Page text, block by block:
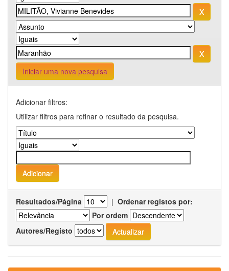
Iniciar uma nova pesquisa
Adicionar filtros:
Utilizar filtros para refinar o resultado da pesquisa.
Resultados/Página | Ordenar registos por:
Por ordem
Autores/Registo